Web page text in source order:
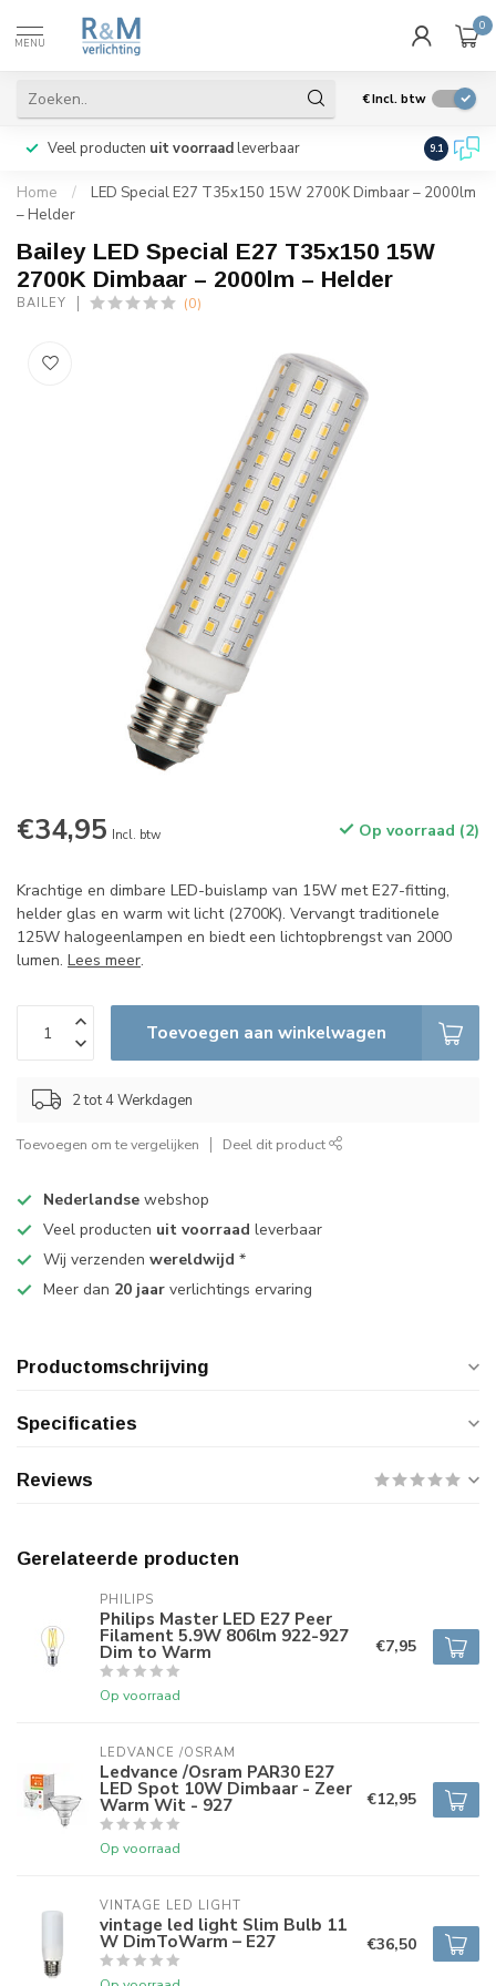
MENU
0
€Incl. btw
Veel producten uit voorraadleverbaar Wij
9.1
Home /
LED Special E27 T35x150 15W 2700K Dimbaar – 2000lm
– Helder
Bailey LED Special E27 T35x150 15W
2700K Dimbaar – 2000lm – Helder
BAILEY (0)
€34,95 Incl. btw Op voorraad (2)
Krachtige en dimbare LED-buislamp van 15W met E27-fitting,
helder glas en warm wit licht (2700K). Vervangt traditionele
125W halogeenlampen en biedt een lichtopbrengst van 2000
lumen. Lees meer.
Toevoegen aan winkelwagen
2 tot 4 Werkdagen
Toevoegen om te vergelijken Deel dit product
Nederlandse webshop
Veel producten uit voorraad leverbaar
Wij verzenden wereldwijd *
Meer dan 20 jaar verlichtings ervaring
Productomschrijving
Specificaties
Reviews
Gerelateerde producten
PHILIPS
Philips Master LED E27 Peer
Filament 5.9W 806lm 922-927
Dim to Warm
Op voorraad
€7,95
LEDVANCE /OSRAM
Ledvance /Osram PAR30 E27
LED Spot 10W Dimbaar - Zeer
Warm Wit - 927
Op voorraad
€12,95
VINTAGE LED LIGHT
vintage led light Slim Bulb 11
W DimToWarm – E27 €36,50